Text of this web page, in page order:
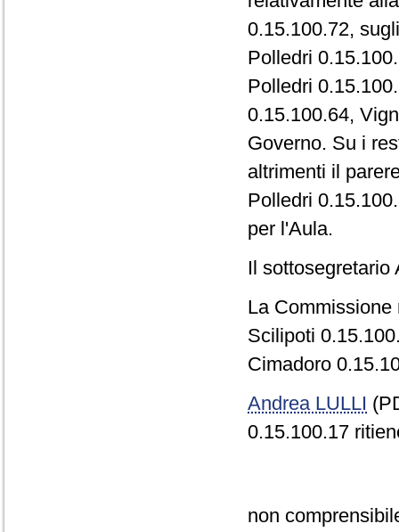
0.15.100.72,
Polledri
Polledri
0.15.100.64,
Governo. Su i
altrimenti il
Polledri
per l'Aula.
Il sottosegretario
La
Scilipoti
Cimadoro
Andrea LULLI
0.15.100.17
non